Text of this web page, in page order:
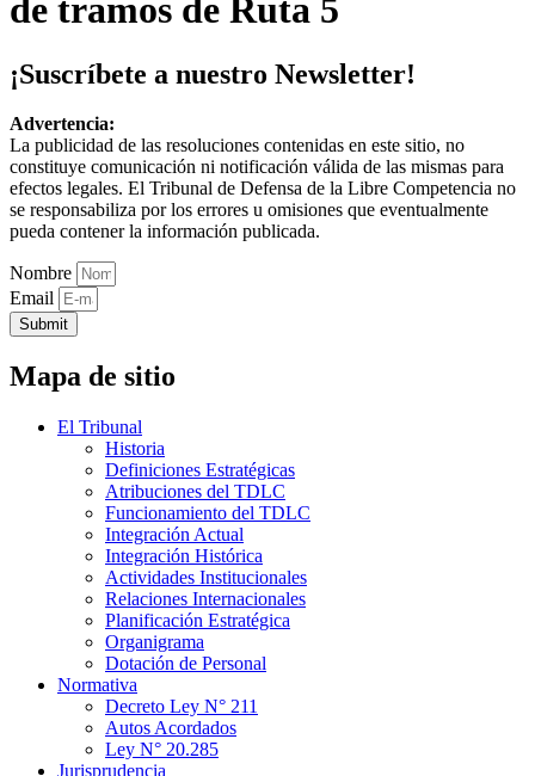
de tramos de Ruta 5
¡Suscríbete a nuestro Newsletter!
Advertencia:
La publicidad de las resoluciones contenidas en este sitio, no
constituye comunicación ni notificación válida de las mismas para
efectos legales. El Tribunal de Defensa de la Libre Competencia no
se responsabiliza por los errores u omisiones que eventualmente
pueda contener la información publicada.
Nombre
Email
Submit
Mapa de sitio
El Tribunal
Historia
Definiciones Estratégicas
Atribuciones del TDLC
Funcionamiento del TDLC
Integración Actual
Integración Histórica
Actividades Institucionales
Relaciones Internacionales
Planificación Estratégica
Organigrama
Dotación de Personal
Normativa
Decreto Ley N° 211
Autos Acordados
Ley N° 20.285
Jurisprudencia